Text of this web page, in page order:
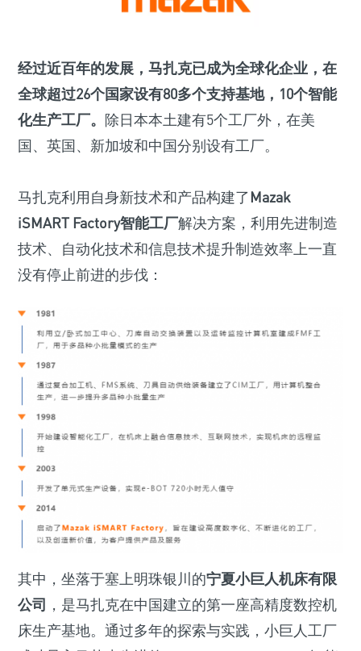
经过近百年的发展，马扎克已成为全球化企业，在
全球超过26个国家设有80多个支持基地，10个智能
化生产工厂。 除日本本土建有5个工厂外，在美
国、英国、新加坡和中国分别设有工厂。
马扎克利用自身新技术和产品构建了Mazak
iSMART Factory智能工厂解决方案，利用先进制造
技术、自动化技术和信息技术提升制造效率上一直
没有停止前进的步伐：
其中，坐落于塞上明珠银川的宁夏小巨人机床有限
公司 ，是马扎克在中国建立的第一座高精度数控机
床生产基地。通过多年的探索与实践，小巨人工厂